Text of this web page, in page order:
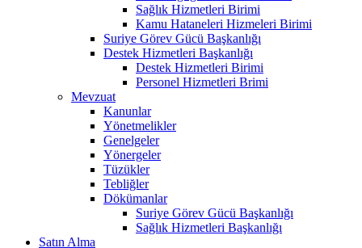
Sağlık Hizmetleri Birimi
Kamu Hataneleri Hizmeleri Birimi
Suriye Görev Gücü Başkanlığı
Destek Hizmetleri Başkanlığı
Destek Hizmetleri Birimi
Personel Hizmetleri Brimi
Mevzuat
Kanunlar
Yönetmelikler
Genelgeler
Yönergeler
Tüzükler
Tebliğler
Dökümanlar
Suriye Görev Gücü Başkanlığı
Sağlık Hizmetleri Başkanlığı
Satın Alma